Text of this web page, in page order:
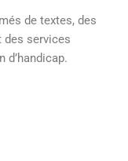
de textes, des
services